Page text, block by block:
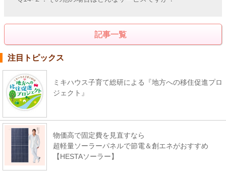
記事一覧
注目トピックス
ミキハウス子育て総研による『地方への移住促進プロ
ジェクト』
物価高で固定費を見直すなら
超軽量ソーラーパネルで節電＆創エネがおすすめ
【HESTAソーラー】